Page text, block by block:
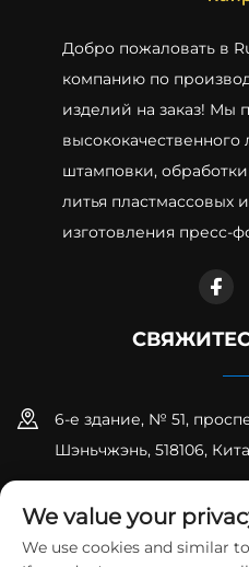
Добро пожаловать в
компанию по
изделий на заказ! Мы
штамповки,
литья пластмассовых
изготовления пресс-
6-е здание, № 51,
Шэньчжэнь, 518106,
We value your
We use cookies and similar